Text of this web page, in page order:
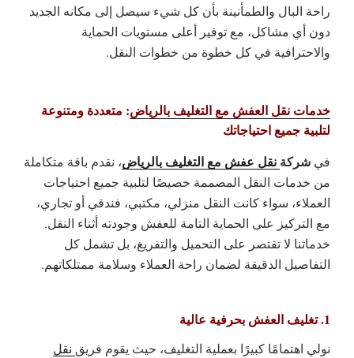
راحة البال والطمأنينة بأن كل شيء سيصل إلى مكانه الجديد
دون أي مشاكل، مع توفير أعلى مستويات الحماية
والاحترافية في كل خطوة من خطوات النقل.
خدمات نقل العفش مع التغليف بالرياض: متعددة ومتنوعة
لتلبية جميع احتياجاتك
في شركة نقل عفش مع التغليف بالرياض، نقدم باقة متكاملة
من خدمات النقل المصممة خصيصًا لتلبية جميع احتياجات
العملاء، سواء كانت النقل منزلي، مكتبي، فندقي أو تجاري،
مع التركيز على الحماية التامة للعفش وجودته أثناء النقل.
خدماتنا لا تقتصر على التحميل والتفريغ، بل تشمل كل
التفاصيل الدقيقة لضمان راحة العملاء وسلامة ممتلكاتهم.
1. تغليف العفش بحرفية عالية
نولي اهتمامًا كبيرًا بعملية التغليف، حيث يقوم فريق نقل